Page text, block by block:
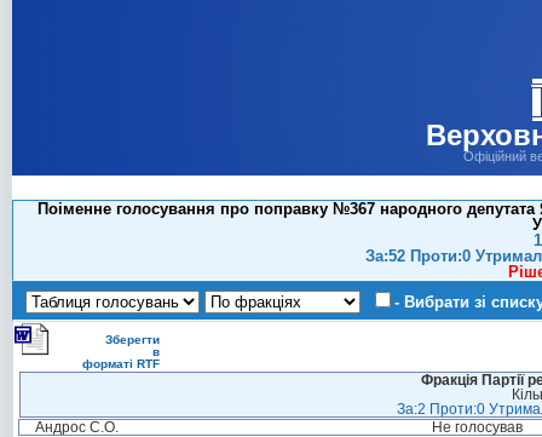
Офіційний
Поіменне голосування про поправку №367 народного депутата
За:52 Проти:0
- Вибрати зі
Зберегти
в
форматі RTF
Фракція Партії
За:2 Проти:0
Андрос С.О.
Не голосував